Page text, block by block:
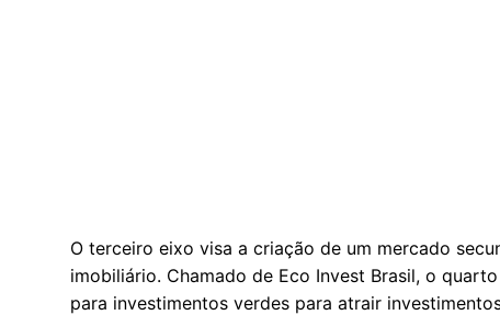
O terceiro eixo visa a criação de um mercado
imobiliário. Chamado de Eco Invest Brasil, o
para investimentos verdes para atrair